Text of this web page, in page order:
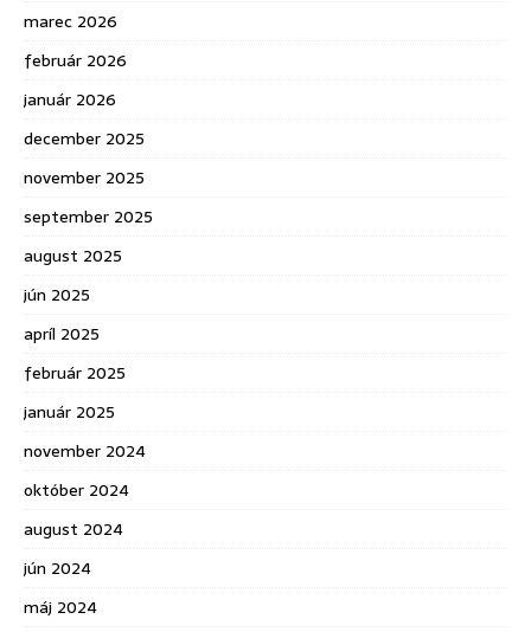
marec 2026
február 2026
január 2026
december 2025
november 2025
september 2025
august 2025
jún 2025
apríl 2025
február 2025
január 2025
november 2024
október 2024
august 2024
jún 2024
máj 2024